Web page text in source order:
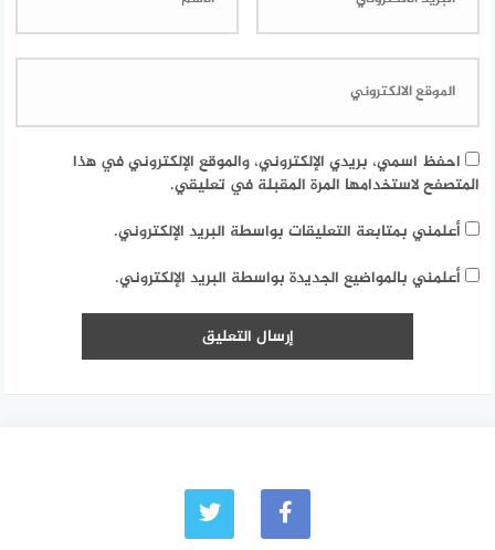
احفظ اسمي، بريدي الإلكتروني، والموقع الإلكتروني في هذا
المتصفح لاستخدامها المرة المقبلة في تعليقي.
أعلمني بمتابعة التعليقات بواسطة البريد الإلكتروني.
أعلمني بالمواضيع الجديدة بواسطة البريد الإلكتروني.